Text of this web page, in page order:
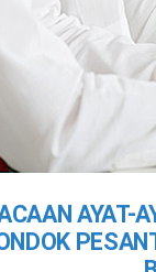
AYAT-